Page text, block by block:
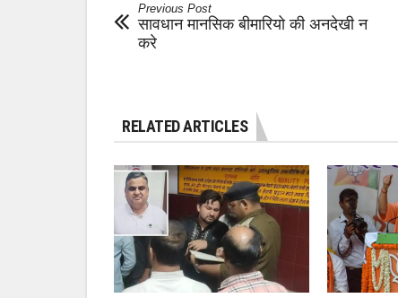
Previous Post
सावधान मानसिक बीमारियो की अनदेखी न
करे
RELATED ARTICLES